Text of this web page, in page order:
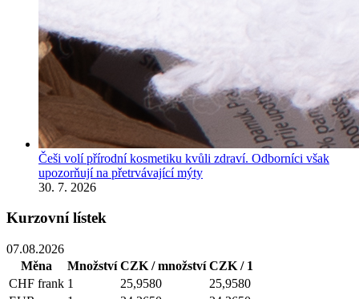
Češi volí přírodní kosmetiku kvůli zdraví. Odborníci však
upozorňují na přetrvávající mýty
30. 7. 2026
Kurzovní lístek
07.08.2026
Měna
Množství CZK / množství CZK / 1
CHF frank 1 25,9580
25,9580